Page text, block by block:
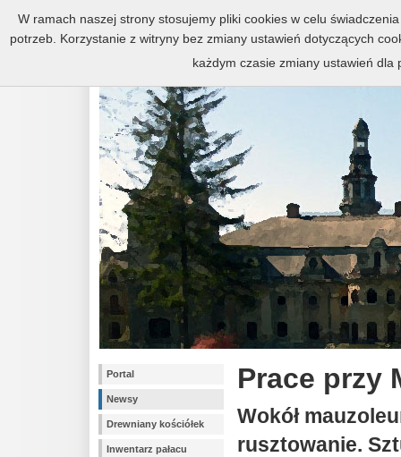
Zespół pałacowo-parkowy w
Portal
Newsy
Drewniany kościółek
Inwentarz pałacu
Prace przy
Wokół
rusztowanie.
W ramach naszej strony stosujemy pliki cookies w celu
potrzeb. Korzystanie z witryny bez zmiany ustawień dotyczących
każdym czasie zmiany ustawień dla